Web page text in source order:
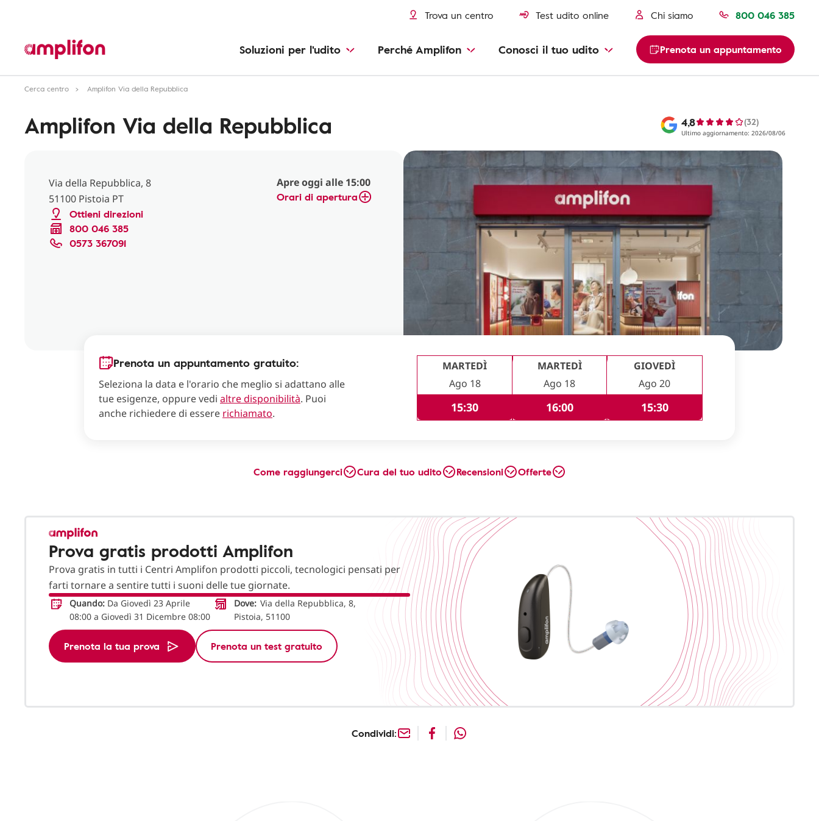
Trova un centro Test udito online Chi siamo 800 046 385
Soluzioni per l'udito Perché Amplifon Conosci il tuo udito Prenota un appuntamento
Cerca centro Amplifon Via della Repubblica
Amplifon Via della Repubblica 4,8 (32)
Ultimo aggiornamento: 2026/08/06
Via della Repubblica, 8
51100 Pistoia PT
Ottieni direzioni
800 046 385
0573 367091
Apre oggi alle 15:00
Orari di apertura
Prenota un appuntamento gratuito:
Seleziona la data e l'orario che meglio si adattano alle
tue esigenze, oppure vedi altre disponibilità. Puoi
anche richiedere di essere richiamato.
MARTEDÌ
Ago 18
15:30
MARTEDÌ
Ago 18
16:00
GIOVEDÌ
Ago 20
15:30
Come raggiungerci Cura del tuo udito Recensioni Offerte
Prova gratis prodotti Amplifon
Prova gratis in tutti i Centri Amplifon prodotti piccoli, tecnologici pensati per
farti tornare a sentire tutti i suoni delle tue giornate.
Quando: Da Giovedì 23 Aprile
08:00 a Giovedì 31 Dicembre 08:00
Dove: Via della Repubblica, 8,
Pistoia, 51100
Prenota la tua prova Prenota un test gratuito
Condividi: